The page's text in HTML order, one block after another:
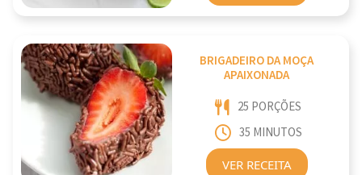
BRIGADEIRO DA MOÇA
APAIXONADA
25 PORÇÕES
35 MINUTOS
VER RECEITA